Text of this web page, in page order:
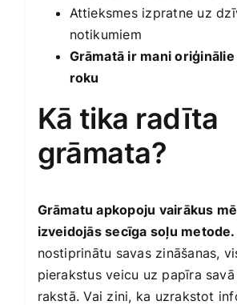
Attieksmes izpratne uz
notikumiem
Grāmatā ir mani
roku
Kā tika radīta
grāmata?
Grāmatu apkopoju vairākus
izveidojās secīga soļu metode.
nostiprinātu savas zināšanas,
pierakstus veicu uz papīra
rakstā. Vai zini, ka uzrakstot